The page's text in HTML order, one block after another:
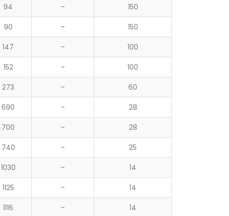
94 – 150
90 – 150
147 – 100
152 – 100
273 – 60
690 – 28
700 – 28
740 – 25
1030 – 14
1125 – 14
1116 – 14